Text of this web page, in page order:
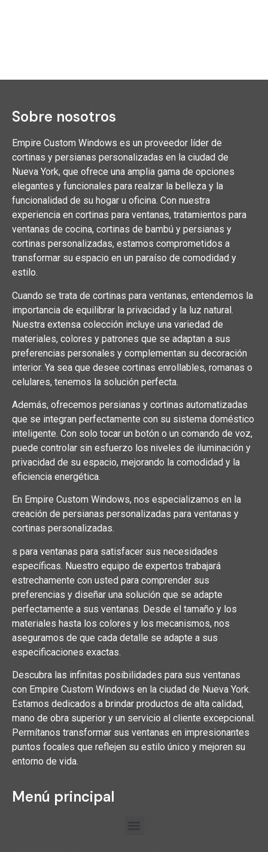
Sobre nosotros
Empire Custom Windows es un proveedor líder de
cortinas y persianas personalizadas en la ciudad de
Nueva York, que ofrece una amplia gama de opciones
elegantes y funcionales para realzar la belleza y la
funcionalidad de su hogar u oficina. Con nuestra
experiencia en cortinas para ventanas, tratamientos para
ventanas de cocina, cortinas de bambú y persianas y
cortinas personalizadas, estamos comprometidos a
transformar su espacio en un paraíso de comodidad y
estilo.
Cuando se trata de cortinas para ventanas, entendemos la
importancia de equilibrar la privacidad y la luz natural.
Nuestra extensa colección incluye una variedad de
materiales, colores y patrones que se adaptan a sus
preferencias personales y complementan su decoración
interior. Ya sea que desee cortinas enrollables, romanas o
celulares, tenemos la solución perfecta.
Además, ofrecemos persianas y cortinas automatizadas
que se integran perfectamente con su sistema doméstico
inteligente. Con solo tocar un botón o un comando de voz,
puede controlar sin esfuerzo los niveles de iluminación y
privacidad de su espacio, mejorando la comodidad y la
eficiencia energética.
En Empire Custom Windows, nos especializamos en la
creación de persianas personalizadas para ventanas y
cortinas personalizadas.
s para ventanas para satisfacer sus necesidades
específicas. Nuestro equipo de expertos trabajará
estrechamente con usted para comprender sus
preferencias y diseñar una solución que se adapte
perfectamente a sus ventanas. Desde el tamaño y los
materiales hasta los colores y los mecanismos, nos
aseguramos de que cada detalle se adapte a sus
especificaciones exactas.
Descubra las infinitas posibilidades para sus ventanas
con Empire Custom Windows en la ciudad de Nueva York.
Estamos dedicados a brindar productos de alta calidad,
mano de obra superior y un servicio al cliente excepcional.
Permítanos transformar sus ventanas en impresionantes
puntos focales que reflejen su estilo único y mejoren su
entorno de vida.
Menú principal